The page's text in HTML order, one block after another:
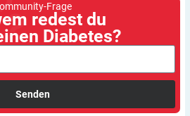
Frage
redest du
Diabetes?
Senden